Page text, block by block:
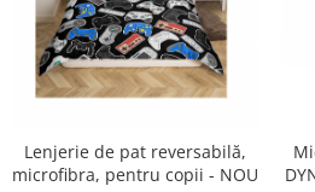
Imbracaminte femei
Imbracaminte si Incaltaminte copii
Incaltaminte barbati
Ochelari de soare
Ochelari de vedere
Lenjerie de pat reversabilă,
microfibra, pentru copii - NOU